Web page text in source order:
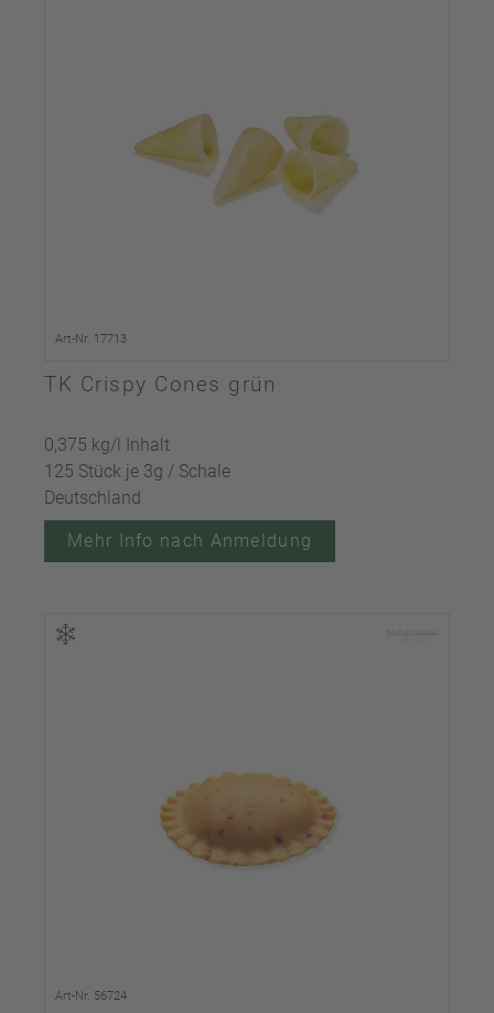
Art-Nr. 17713
TK Crispy Cones grün
0,375 kg/l Inhalt
125 Stück je 3g / Schale
Deutschland
Mehr Info nach Anmeldung
Art-Nr. 56724